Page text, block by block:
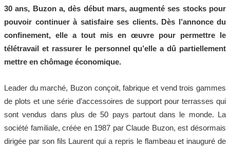
30 ans, Buzon a, dès début mars, augmenté ses stocks pour
pouvoir continuer à satisfaire ses clients. Dès l’annonce du
confinement, elle a tout mis en œuvre pour permettre le
télétravail et rassurer le personnel qu’elle a dû partiellement
mettre en chômage économique.
Leader du marché, Buzon conçoit, fabrique et vend trois gammes
de plots et une série d’accessoires de support pour terrasses qui
sont vendus dans plus de 50 pays partout dans le monde. La
société familiale, créée en 1987 par Claude Buzon, est désormais
dirigée par son fils Laurent qui a repris le flambeau et inauguré de